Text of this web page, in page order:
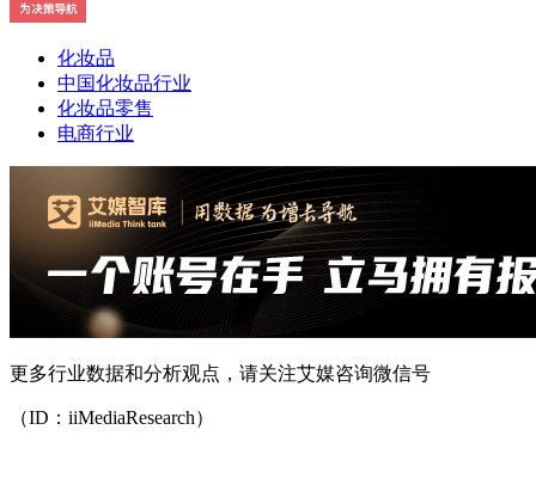
化妆品
中国化妆品行业
化妆品零售
电商行业
更多行业数据和分析观点，请关注艾媒咨询微信号
（ID：iiMediaResearch）